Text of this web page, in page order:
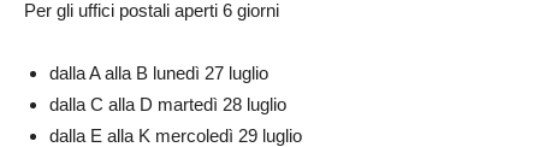
Per gli uffici postali aperti 6 giorni
dalla A alla B lunedì 27 luglio
dalla C alla D martedì 28 luglio
dalla E alla K mercoledì 29 luglio